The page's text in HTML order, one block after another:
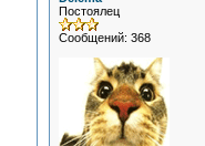
Постоялец
Сообщений: 368